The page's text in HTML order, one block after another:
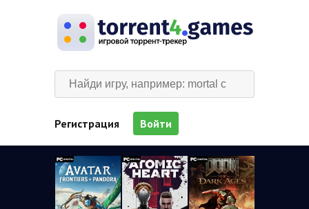
Регистрация Войти